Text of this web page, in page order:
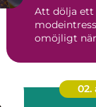
Att dölja
omöjligt
02.